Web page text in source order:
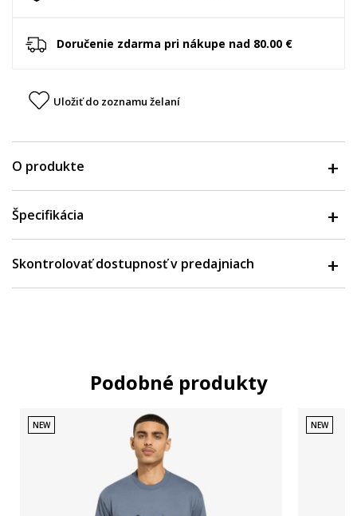
Doručenie zdarma pri nákupe nad 80.00 €
Uložiť do zoznamu želaní
O produkte
Špecifikácia
Skontrolovať dostupnosť v predajniach
Podobné produkty
NEW NEW